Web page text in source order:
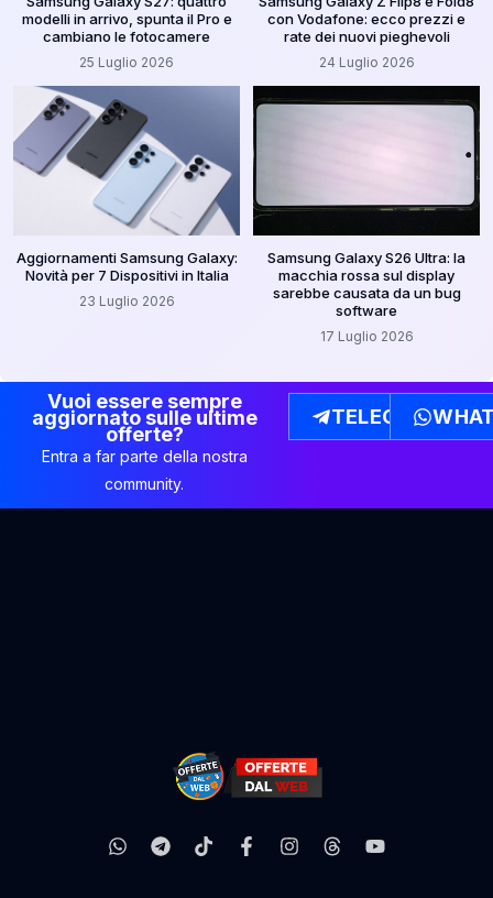
modelli in arrivo, spunta il Pro e
cambiano le fotocamere
25 Luglio 2026
con Vodafone: ecco prezzi e
rate dei nuovi pieghevoli
24 Luglio 2026
Aggiornamenti Samsung Galaxy:
Novità per 7 Dispositivi in Italia
23 Luglio 2026
Samsung Galaxy S26 Ultra: la
macchia rossa sul display
sarebbe causata da un bug
software
17 Luglio 2026
Vuoi essere sempre
aggiornato sulle ultime
offerte?
Entra a far parte della nostra
community.
TELEGRAM